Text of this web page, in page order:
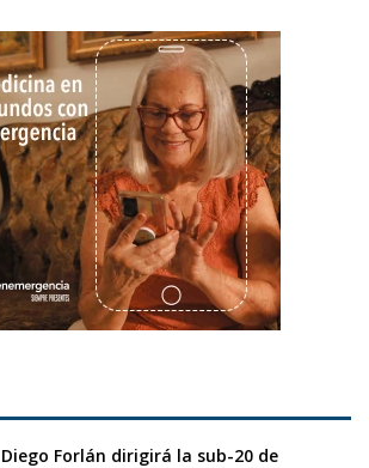
Diego Forlán dirigirá la sub-20 de